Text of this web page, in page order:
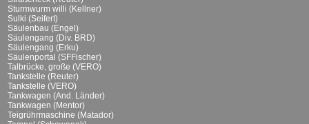
Sturmwurm willi (Kellner)
Sulki (Seifert)
Säulenbau (Engel)
Säulengang (Div. BRD)
Säulengang (Erku)
Säulenportal (SFFischer)
Talbrücke, große (VERO)
Tankstelle (Reuter)
Tankstelle (VERO)
Tankwagen (And. Länder)
Tankwagen (Mentor)
Teigrührmaschine (Matador)